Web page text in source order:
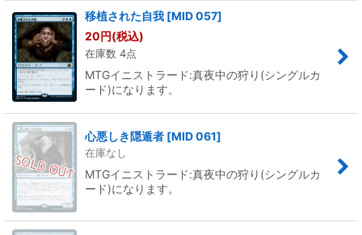
移植された自我 [MID 057]
20円(税込)
在庫数 4点
MTGイニストラード:真夜中の狩り(シングルカ
ード)になります。
心悪しき隠遁者 [MID 061]
在庫なし
MTGイニストラード:真夜中の狩り(シングルカ
ード)になります。